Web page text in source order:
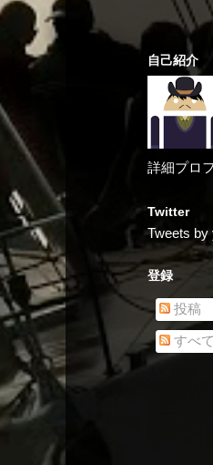
自己紹介
詳細プロ
Twitter
Tweets by
登録
投稿
すべ